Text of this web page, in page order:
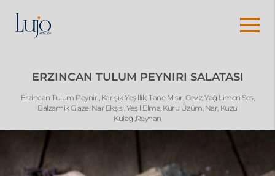
ERZINCAN TULUM PEYNIRI SALATASI
Erzincan Tulum Peyniri, Karışık Yeşillik, Tane Mısır, Ceviz, Yağ Limon Sos,
Balzamik Glaze, Nar Ekşisi, Yeşil Elma, Kuru Üzüm, Nar, Kuzu
Kulağı,Reyhan